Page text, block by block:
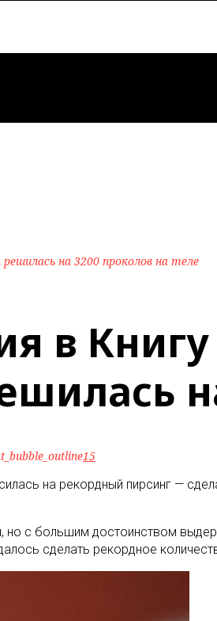
на 3200 проколов на теле
в
15
на рекордный пирсинг —
с большим достоинством
сделать рекордное